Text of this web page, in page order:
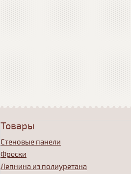
Товары
Стеновые панели
Фрески
Лепнина из полиуретана